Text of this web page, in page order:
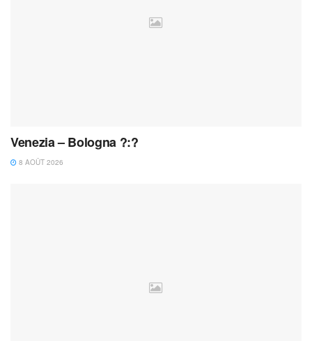
Venezia – Bologna ?:?
8 AOÛT 2026